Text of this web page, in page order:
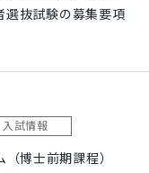
選抜試験の募集要項
入試情報
博士前期課程）